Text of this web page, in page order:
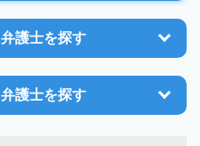
弁護士を探す
弁護士を探す